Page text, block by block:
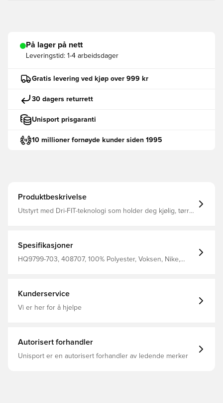
På lager på nett
Leveringstid: 1-4 arbeidsdager
Gratis levering ved kjøp over 999 kr
30 dagers returrett
Unisport prisgaranti
10 millioner fornøyde kunder siden 1995
Produktbeskrivelse
Utstyrt med Dri-FIT-teknologi som holder deg kjølig, tørr
Spesifikasjoner
HQ9799-703, 408707, 100% Polyester, Voksen, Nike,
Kunderservice
Vi er her for å hjelpe
Autorisert forhandler
Unisport er en autorisert forhandler av ledende merker